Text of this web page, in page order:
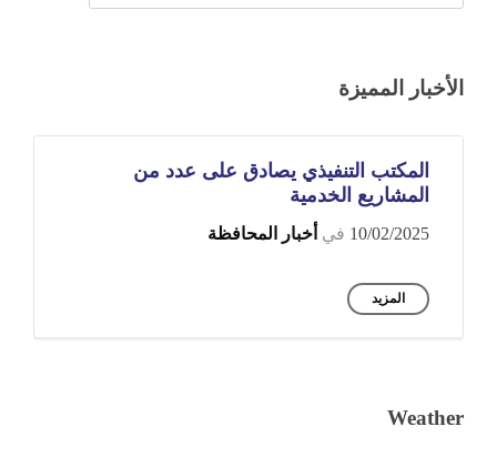
الأخبار المميزة
المكتب التنفيذي يصادق على عدد من
المشاريع الخدمية
10/02/2025 في أخبار المحافظة
المزيد
Weather